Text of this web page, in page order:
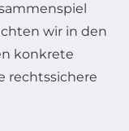
wir in den
konkrete
rechtssichere